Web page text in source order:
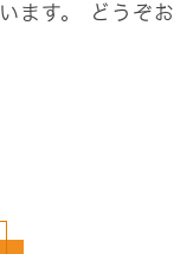
ます。 どうぞお